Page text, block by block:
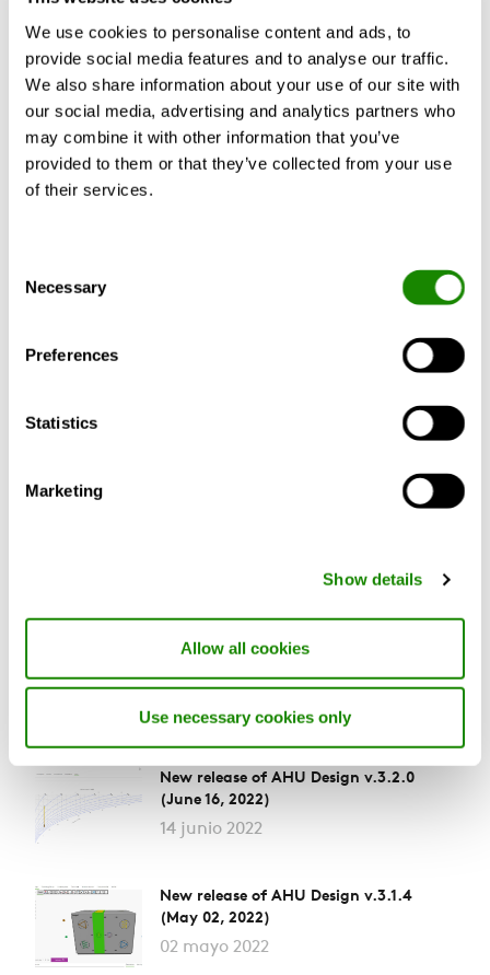
We use cookies to personalise content and ads, to
provide social media features and to analyse our traffic.
We also share information about your use of our site with
our social media, advertising and analytics partners who
may combine it with other information that you’ve
provided to them or that they’ve collected from your use
of their services.
Selection
Necessary
Preferences
Statistics
Marketing
Show details
Allow all cookies
Use necessary cookies only
New release of AHU Design v.3.3.0
(June 30, 2022)
30 junio 2022
New release of AHU Design v.3.3.0
New release of AHU Design v.3.3.0
(June 30, 2022)
30 junio 2022
New release of AHU Design v.3.2.0
(June 16, 2022)
14 junio 2022
New release of AHU Design v.3.1.4
(May 02, 2022)
02 mayo 2022